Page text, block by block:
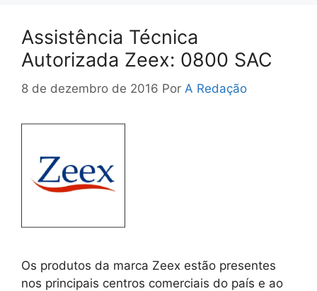
Assistência Técnica
Autorizada Zeex: 0800 SAC
8 de dezembro de 2016 Por A Redação
Os produtos da marca Zeex estão presentes
nos principais centros comerciais do país e ao